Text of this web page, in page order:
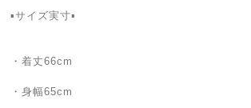
▪️サイズ実寸▪️
・着丈66cm
・身幅65cm